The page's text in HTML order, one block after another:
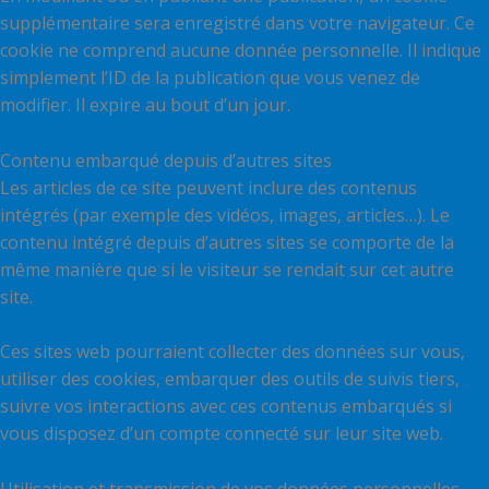
supplémentaire sera enregistré dans votre navigateur. Ce
cookie ne comprend aucune donnée personnelle. Il indique
simplement l’ID de la publication que vous venez de
modifier. Il expire au bout d’un jour.
Contenu embarqué depuis d’autres sites
Les articles de ce site peuvent inclure des contenus
intégrés (par exemple des vidéos, images, articles…). Le
contenu intégré depuis d’autres sites se comporte de la
même manière que si le visiteur se rendait sur cet autre
site.
Ces sites web pourraient collecter des données sur vous,
utiliser des cookies, embarquer des outils de suivis tiers,
suivre vos interactions avec ces contenus embarqués si
vous disposez d’un compte connecté sur leur site web.